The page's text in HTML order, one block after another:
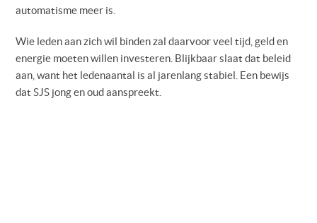
automatisme meer is.
Wie leden aan zich wil binden zal daarvoor veel tijd, geld en
energie moeten willen investeren. Blijkbaar slaat dat beleid
aan, want het ledenaantal is al jarenlang stabiel. Een bewijs
dat SJS jong en oud aanspreekt.